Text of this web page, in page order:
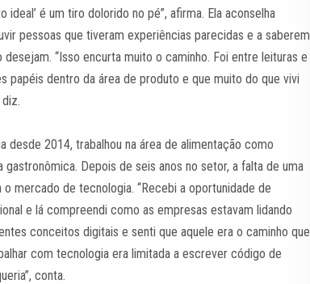
ideal’ é um tiro dolorido no pé”, afirma. Ela aconselha
pessoas que tiveram experiências parecidas e a saberem
“Isso encurta muito o caminho. Foi entre leituras e
papéis dentro da área de produto e que muito do que vivi
desde 2014, trabalhou na área de alimentação como
Depois de seis anos no setor, a falta de uma
mercado de tecnologia. “Recebi a oportunidade de
e lá compreendi como as empresas estavam lidando
conceitos digitais e senti que aquele era o caminho que
com tecnologia era limitada a escrever código de
conta.